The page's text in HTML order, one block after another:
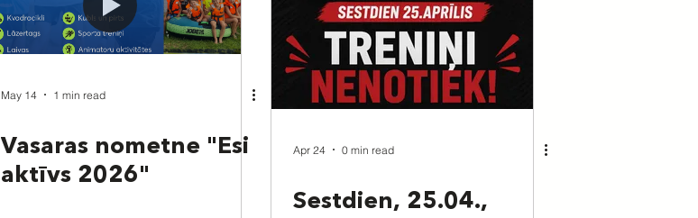
May 14 1 min read
Vasaras nometne "Esi
aktīvs 2026"
Apr 24 0 min read
Sestdien, 25.04.,